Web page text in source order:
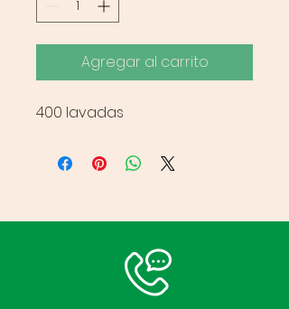
Agregar al carrito
400 lavadas